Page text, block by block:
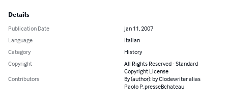
Details
Publication Date
Jan 11, 2007
Language
Italian
Category
History
Copyright
All Rights Reserved - Standard
Copyright License
Contributors
By (author): by Clodewriter alias
Paolo P. presseBchateau